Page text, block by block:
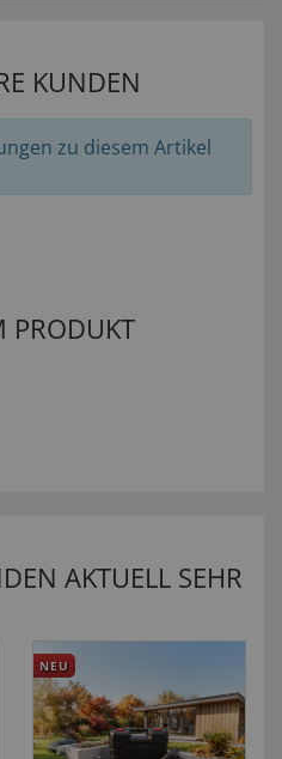
KUNDEN
zu diesem Artikel
PRODUKT
AKTUELL SEHR
NEU